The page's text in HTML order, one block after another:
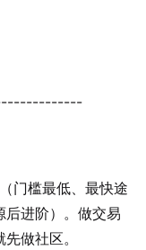
门槛最低、最快途
进阶）。做交易
做社区。